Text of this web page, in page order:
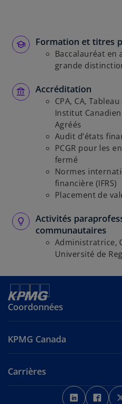
Formation et titres
Baccalauréat en
grande
Accréditation
CPA, CA,
Institut
Agréés
Audit d’états
PCGR pour les
fermé
Normes
financière (IFRS)
Placement de
Activités
communautaires
Administratrice,
Université de
Coordonnées
KPMG Canada
Carrières
s
s